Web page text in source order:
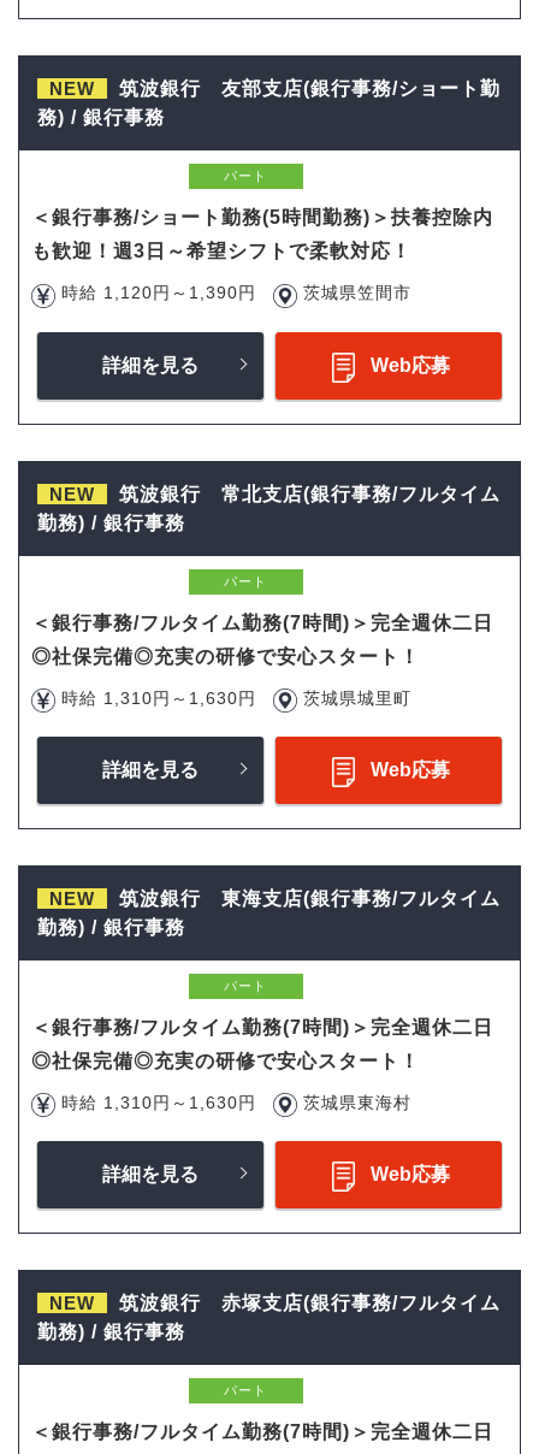
NEW
筑波銀行 友部支店(銀行事務/ショート勤
務) / 銀行事務
パート
＜銀行事務/ショート勤務(5時間勤務)＞扶養控除内
も歓迎！週3日～希望シフトで柔軟対応！
時給 1,120円～1,390円 茨城県笠間市
詳細を見る Web応募
NEW
筑波銀行 常北支店(銀行事務/フルタイム
勤務) / 銀行事務
パート
＜銀行事務/フルタイム勤務(7時間)＞完全週休二日
◎社保完備◎充実の研修で安心スタート！
時給 1,310円～1,630円 茨城県城里町
詳細を見る Web応募
NEW
筑波銀行 東海支店(銀行事務/フルタイム
勤務) / 銀行事務
パート
＜銀行事務/フルタイム勤務(7時間)＞完全週休二日
◎社保完備◎充実の研修で安心スタート！
時給 1,310円～1,630円 茨城県東海村
詳細を見る Web応募
NEW
筑波銀行 赤塚支店(銀行事務/フルタイム
勤務) / 銀行事務
パート
＜銀行事務/フルタイム勤務(7時間)＞完全週休二日